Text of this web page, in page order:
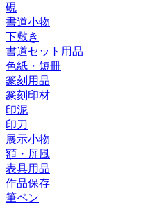
硯
書道小物
下敷き
書道セット用品
色紙・短冊
篆刻用品
篆刻印材
印泥
印刀
展示小物
額・屏風
表具用品
作品保存
筆ペン